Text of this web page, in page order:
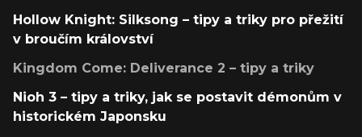
Hollow Knight: Silksong – tipy a triky pro přežití
v broučím království
Kingdom Come: Deliverance 2 – tipy a triky
Nioh 3 – tipy a triky, jak se postavit démonům v
historickém Japonsku